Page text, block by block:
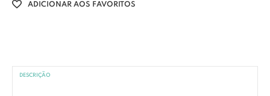
ADICIONAR AOS FAVORITOS
DESCRIÇÃO